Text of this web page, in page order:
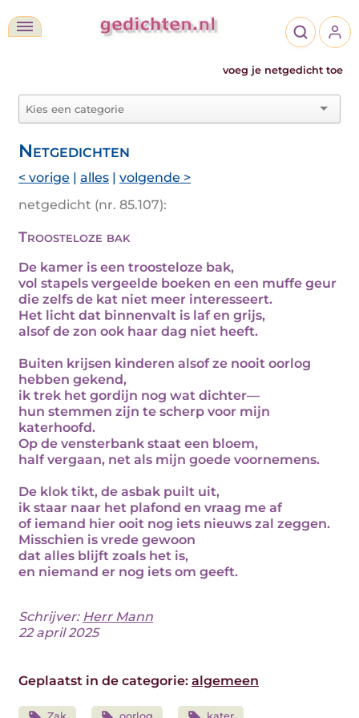
voeg je netgedicht toe
Netgedichten
< vorige | alles | volgende >
netgedicht (nr. 85.107):
Troosteloze bak
De kamer is een troosteloze bak,
vol stapels vergeelde boeken en een muffe geur
die zelfs de kat niet meer interesseert.
Het licht dat binnenvalt is laf en grijs,
alsof de zon ook haar dag niet heeft.
Buiten krijsen kinderen alsof ze nooit oorlog
hebben gekend,
ik trek het gordijn nog wat dichter—
hun stemmen zijn te scherp voor mijn
katerhoofd.
Op de vensterbank staat een bloem,
half vergaan, net als mijn goede voornemens.
De klok tikt, de asbak puilt uit,
ik staar naar het plafond en vraag me af
of iemand hier ooit nog iets nieuws zal zeggen.
Misschien is vrede gewoon
dat alles blijft zoals het is,
en niemand er nog iets om geeft.
Schrijver: Herr Mann
22 april 2025
Geplaatst in de categorie: algemeen